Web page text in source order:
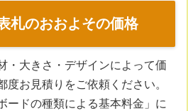
札のおおよその価格
大きさ・デザインによって価
度お見積りをご依頼ください。
ードの種類による基本料金」に